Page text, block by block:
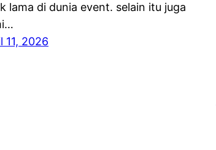
lama di dunia event. selain itu juga
11, 2026